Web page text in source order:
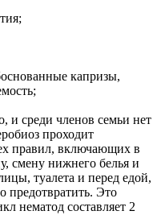
капризы,
и среди членов семьи нет
проходит
правил, включающих в
смену нижнего белья и
туалета и перед едой,
предотвратить. Это
нематод составляет 2